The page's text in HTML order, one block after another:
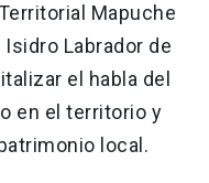
Mapuche
Isidro Labrador de
el habla del
en el territorio y
local.